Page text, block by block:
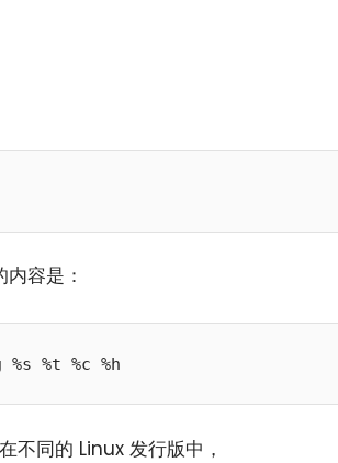
容是：
不同的 Linux 发行版中，